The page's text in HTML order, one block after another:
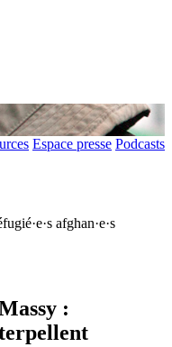
Espace presse Podcasts
afghan·e·s
: